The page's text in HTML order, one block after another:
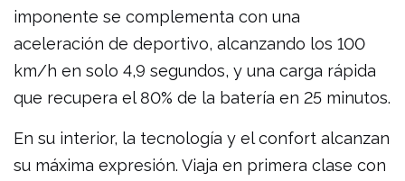
imponente se complementa con una
aceleración de deportivo, alcanzando los 100
km/h en solo 4,9 segundos, y una carga rápida
que recupera el 80% de la batería en 25 minutos.
En su interior, la tecnología y el confort alcanzan
su máxima expresión. Viaja en primera clase con